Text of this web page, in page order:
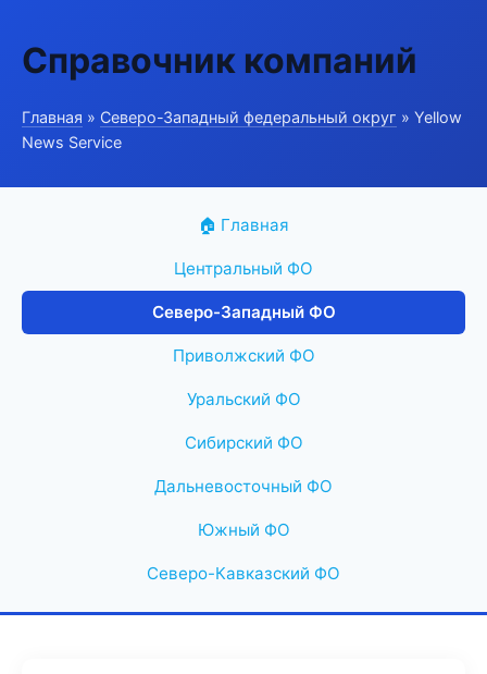
Справочник компаний
Главная » Северо-Западный федеральный округ » Yellow
News Service
🏠 Главная
Центральный ФО
Северо-Западный ФО
Приволжский ФО
Уральский ФО
Сибирский ФО
Дальневосточный ФО
Южный ФО
Северо-Кавказский ФО